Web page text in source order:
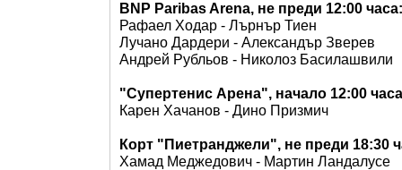
BNP Paribas Arena, не преди 12:00 часа:
Рафаел Ходар - Лърнър Тиен
Лучано Дардери - Александър Зверев
Андрей Рубльов - Николоз Басилашвили
"Супертенис Арена", начало 12:00
Карен Хачанов - Дино Призмич
Корт "Пиетранджели", не преди 18:30
Хамад Меджедович - Мартин Ландалусе